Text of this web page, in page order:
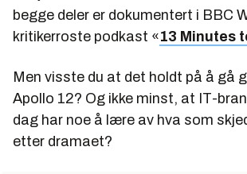
begge deler er dokumentert i BBC
kritikerroste podkast «13 Minutes
Men visste du at det holdt på å gå
Apollo 12? Og ikke minst, at IT-
dag har noe å lære av hva som
etter dramaet?